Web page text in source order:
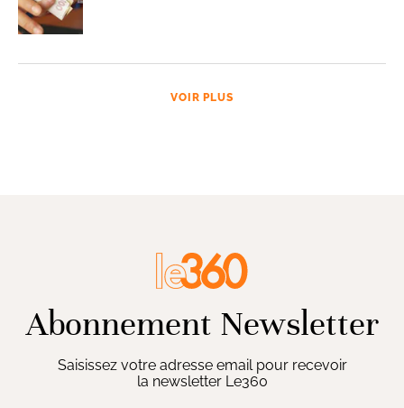
VOIR PLUS
Abonnement Newsletter
Saisissez votre adresse email pour recevoir
la newsletter Le360